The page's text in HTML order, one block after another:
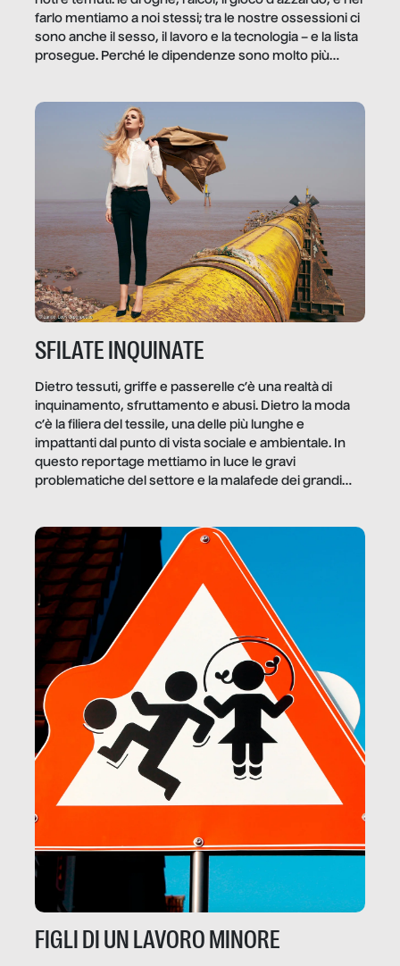
farlo mentiamo a noi stessi; tra le nostre ossessioni ci
sono anche il sesso, il lavoro e la tecnologia – e la lista
prosegue. Perché le dipendenze sono molto più
trae un guadagno. In questo reportage vediamo
quale e come.
SFILATE INQUINATE
Dietro tessuti, griffe e passerelle c’è una realtà di
inquinamento, sfruttamento e abusi. Dietro la moda
c’è la filiera del tessile, una delle più lunghe e
impattanti dal punto di vista sociale e ambientale. In
questo reportage mettiamo in luce le gravi
problematiche del settore e la malafede dei grandi
FIGLI DI UN LAVORO MINORE